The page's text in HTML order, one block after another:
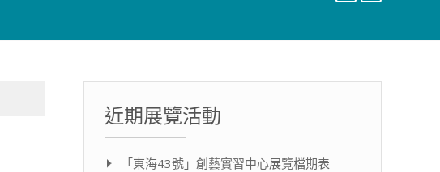
近期展覽活動
「東海43號」創藝實習中心展覽檔期表